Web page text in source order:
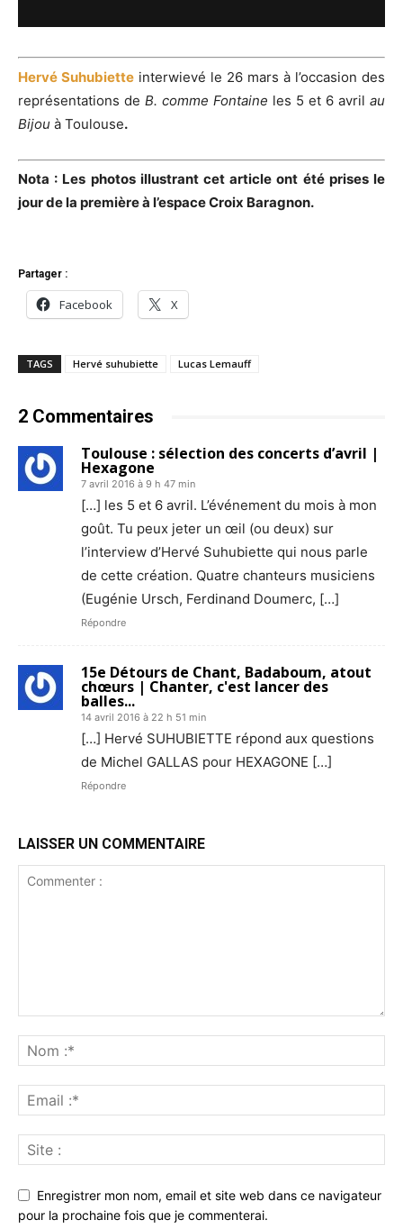
Hervé Suhubiette interwievé le 26 mars à l’occasion des
représentations de B. comme Fontaine les 5 et 6 avril au
Bijou à Toulouse.
Nota : Les photos illustrant cet article ont été prises le
jour de la première à l’espace Croix Baragnon.
Partager :
Facebook X
TAGS Hervé suhubiette Lucas Lemauff
2 Commentaires
Toulouse : sélection des concerts d’avril |
Hexagone
7 avril 2016 à 9 h 47 min
[…] les 5 et 6 avril. L’événement du mois à mon
goût. Tu peux jeter un œil (ou deux) sur
l’interview d’Hervé Suhubiette qui nous parle
de cette création. Quatre chanteurs musiciens
(Eugénie Ursch, Ferdinand Doumerc, […]
Répondre
15e Détours de Chant, Badaboum, atout
chœurs | Chanter, c'est lancer des
balles...
14 avril 2016 à 22 h 51 min
[…] Hervé SUHUBIETTE répond aux questions
de Michel GALLAS pour HEXAGONE […]
Répondre
LAISSER UN COMMENTAIRE
Enregistrer mon nom, email et site web dans ce navigateur
pour la prochaine fois que je commenterai.